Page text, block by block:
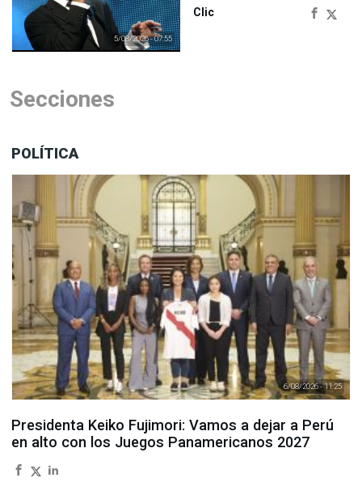
5/08/2026 - 07:55
Clic
Secciones
POLÍTICA
6/08/2026 - 11:25
Presidenta Keiko Fujimori: Vamos a dejar a Perú
en alto con los Juegos Panamericanos 2027